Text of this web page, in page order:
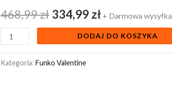
468,99zł 468,99 zł.
334,99 zł334,99 zł.
+ Darmowa wysyłka
Thrones
Throne
Bookend
19
DODAJ DO KOSZYKA
Kategoria:Funko Valentine